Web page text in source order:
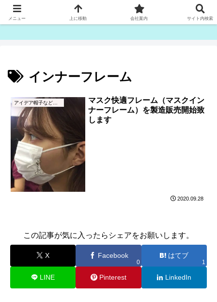
ゴム紐・平ゴム製造販売は津田産業直販部です
インナーフレーム
アイデア帽子などの縫製加工品
マスク快適フレーム（マスクイン
ナーフレーム）を製造販売開始致
します
2020.09.28
この記事が気に入ったらシェアをお願いします。
X Facebook
0
はてブ
1
LINE Pinterest LinkedIn
メニュー 上に移動 会社案内 サイト内検索